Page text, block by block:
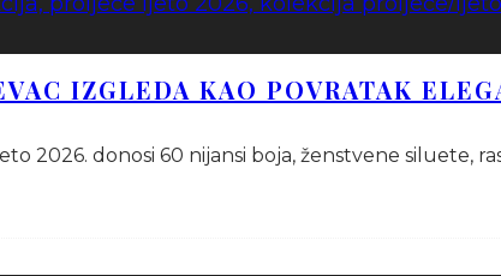
IZGLEDA KAO POVRATAK
2026. donosi 60 nijansi boja, ženstvene siluete,